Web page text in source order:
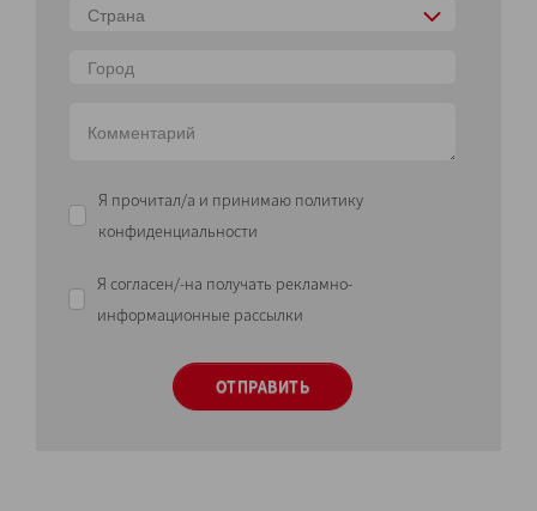
Страна
Я прочитал/а и принимаю политику
конфиденциальности
Я согласен/-на получать рекламно-
информационные рассылки
ОТПРАВИТЬ